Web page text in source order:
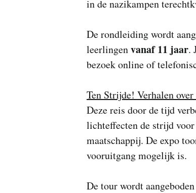
in de nazikampen
De rondleiding wordt
leerlingenvanaf 11 jaar.
bezoek online of
Ten Strijde! Verhalen
Deze reis door de tijd
lichteffecten de strijd
maatschappij. De expo
vooruitgang mogelijk is.
De tour wordt